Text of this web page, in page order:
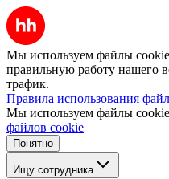
Мы используем файлы
правильную работу нашего
трафик.
Правила использования
Мы используем файлы
файлов cookie
Понятно
Ищу сотрудника